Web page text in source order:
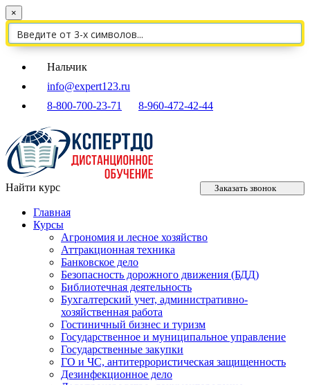
×
Нальчик
info@expert123.ru
8-800-700-23-71
8-960-472-42-44
Найти курс Заказать звонок
Главная
Курсы
Агрономия и лесное хозяйство
Аттракционная техника
Банковское дело
Безопасность дорожного движения (БДД)
Библиотечная деятельность
Бухгалтерский учет, административно-
хозяйственная работа
Гостиничный бизнес и туризм
Государственное и муниципальное управление
Государственные закупки
ГО и ЧС, антитеррористическая защищенность
Дезинфекционное дело